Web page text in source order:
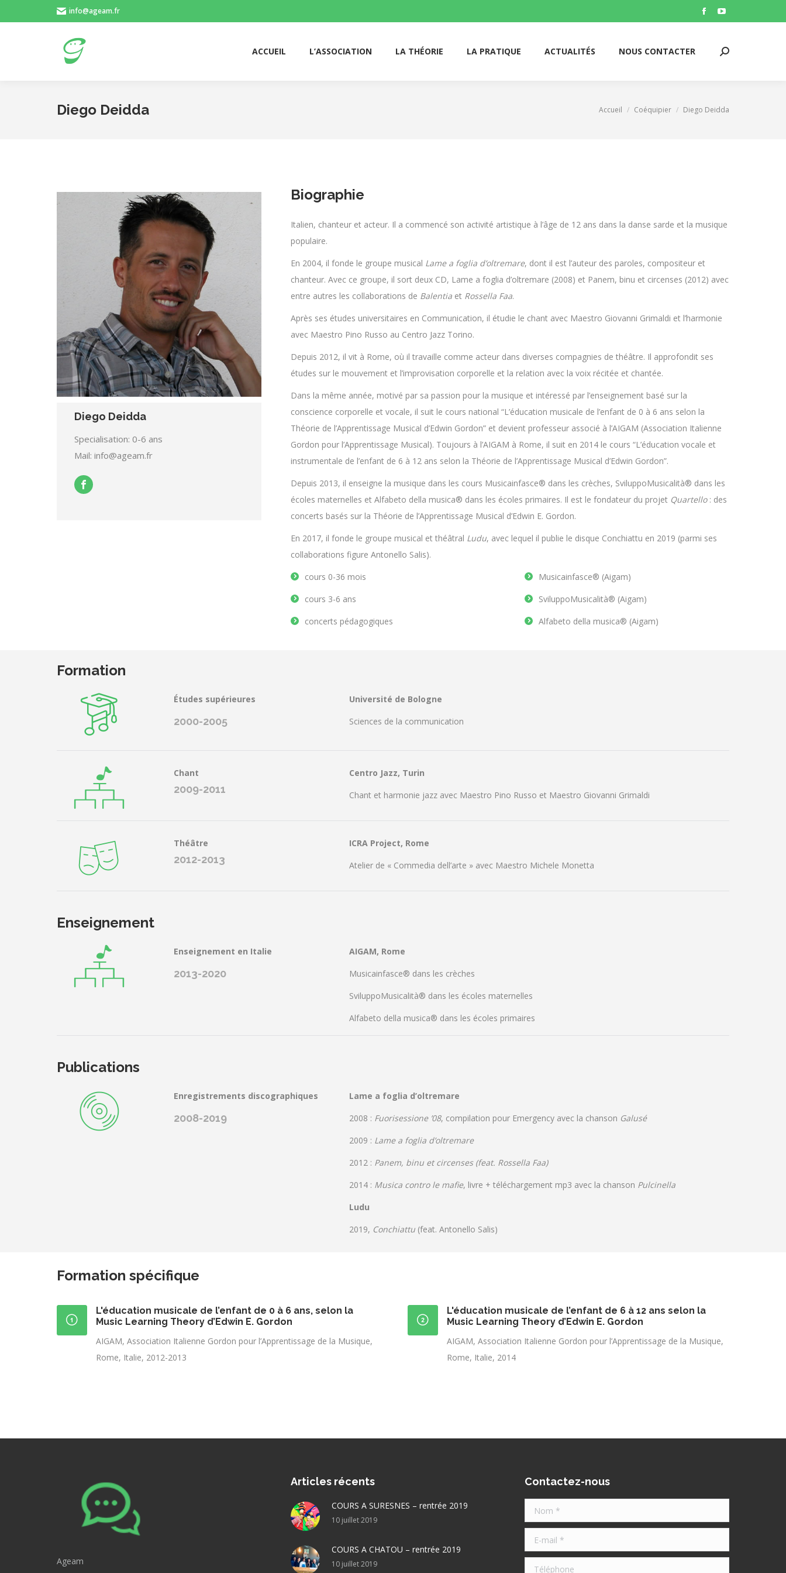
info@ageam.fr
Facebook
opensopens
ACCUEIL L’ASSOCIATION LA THÉORIE LA PRATIQUE ACTUALITÉS NOUS CONTACTER Search:
Diego Deidda Vous êtes ici :
Accueil Coéquipier Diego Deidda
Diego Deidda
Specialisation: 0-6 ans
Mail: info@ageam.fr
Biographie
Italien, chanteur et acteur. Il a commencé son activité artistique à l’âge de 12 ans dans la danse sarde et la musique
populaire.
En 2004, il fonde le groupe musical Lame a foglia d’oltremare, dont il est l’auteur des paroles, compositeur et
chanteur. Avec ce groupe, il sort deux CD, Lame a foglia d’oltremare (2008) et Panem, binu et circenses (2012) avec
entre autres les collaborations de Balentia et Rossella Faa.
Après ses études universitaires en Communication, il étudie le chant avec Maestro Giovanni Grimaldi et l’harmonie
avec Maestro Pino Russo au Centro Jazz Torino.
Depuis 2012, il vit à Rome, où il travaille comme acteur dans diverses compagnies de théâtre. Il approfondit ses
études sur le mouvement et l’improvisation corporelle et la relation avec la voix récitée et chantée.
Dans la même année, motivé par sa passion pour la musique et intéressé par l’enseignement basé sur la
conscience corporelle et vocale, il suit le cours national “L’éducation musicale de l’enfant de 0 à 6 ans selon la
Théorie de l’Apprentissage Musical d’Edwin Gordon” et devient professeur associé à l’AIGAM (Association Italienne
Gordon pour l’Apprentissage Musical). Toujours à l’AIGAM à Rome, il suit en 2014 le cours “L’éducation vocale et
instrumentale de l’enfant de 6 à 12 ans selon la Théorie de l’Apprentissage Musical d’Edwin Gordon”.
Depuis 2013, il enseigne la musique dans les cours Musicainfasce® dans les crèches, SviluppoMusicalità® dans les
écoles maternelles et Alfabeto della musica® dans les écoles primaires. Il est le fondateur du projet Quartello: des
concerts basés sur la Théorie de l’Apprentissage Musical d’Edwin E. Gordon.
En 2017, il fonde le groupe musical et théâtral Ludu, avec lequel il publie le disque Conchiattu en 2019 (parmi ses
collaborations figure Antonello Salis).
cours 0-36 mois
cours 3-6 ans
concerts pédagogiques
Musicainfasce® (Aigam)
SviluppoMusicalità® (Aigam)
Alfabeto della musica® (Aigam)
Formation
Études supérieures
2000-2005
Université de Bologne
Sciences de la communication
Chant
2009-2011
Centro Jazz, Turin
Chant et harmonie jazz avec Maestro Pino Russo et Maestro Giovanni Grimaldi
Théâtre
2012-2013
ICRA Project, Rome
Atelier de « Commedia dell’arte » avec Maestro Michele Monetta
Enseignement
Enseignement en Italie
2013-2020
AIGAM, Rome
Musicainfasce® dans les crèches
SviluppoMusicalità® dans les écoles maternelles
Alfabeto della musica® dans les écoles primaires
Publications
Enregistrements discographiques
2008-2019
Lame a foglia d’oltremare
2008 : Fuorisessione ’08, compilation pour Emergency avec la chanson Galusé
2009 : Lame a foglia d’oltremare
2012 : Panem, binu et circenses (feat. Rossella Faa)
2014 : Musica contro le mafie, livre + téléchargement mp3 avec la chanson Pulcinella
Ludu
2019, Conchiattu (feat. Antonello Salis)
Formation spécifique
L'éducation musicale de l’enfant de 0 à 6 ans, selon la
Music Learning Theory d’Edwin E. Gordon
AIGAM, Association Italienne Gordon pour l’Apprentissage de la Musique,
Rome, Italie, 2012-2013
L'éducation musicale de l’enfant de 6 à 12 ans selon la
Music Learning Theory d’Edwin E. Gordon
AIGAM, Association Italienne Gordon pour l’Apprentissage de la Musique,
Rome, Italie, 2014
Ageam
Articles récents
COURS A SURESNES – rentrée 2019
10 juillet 2019
COURS A CHATOU – rentrée 2019
10 juillet 2019
Contactez-nous
Nom *
E-mail *
Téléphone
Search: